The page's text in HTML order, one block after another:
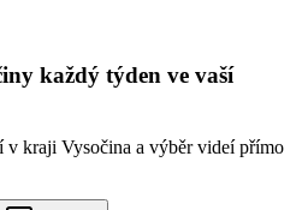
každý týden ve vaší
v kraji Vysočina a výběr videí přímo